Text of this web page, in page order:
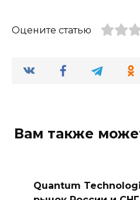
Оцените статью
Вам также
Quantum